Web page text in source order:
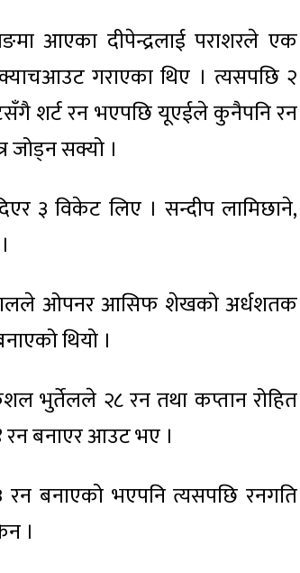
आएका दीपेन्द्रलाई पराशरले एक
गराएका थिए । त्यसपछि २
शर्ट रन भएपछि यूएईले कुनैपनि रन
जोड्न सक्यो ।
३ विकेट लिए । सन्दीप लामिछाने,
ओपनर आसिफ शेखको अर्धशतक
थियो ।
भुर्तेलले २८ रन तथा कप्तान रोहित
बनाएर आउट भए ।
बनाएको भएपनि त्यसपछि रनगति
।